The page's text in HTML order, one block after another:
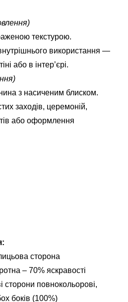
текстурою.
використання —
або в інтер’єрі.
з насиченим блиском.
заходів, церемоній,
або оформлення
сторона
– 70% яскравості
сторони повнокольорові,
боків (100%)